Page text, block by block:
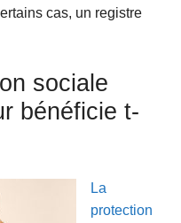
cas, un registre
sociale
bénéficie t-
La
protection